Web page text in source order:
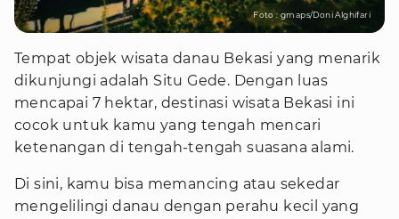
Foto : gmaps/Doni Alghifari
Tempat objek wisata danau Bekasi yang menarik
dikunjungi adalah Situ Gede. Dengan luas
mencapai 7 hektar, destinasi wisata Bekasi ini
cocok untuk kamu yang tengah mencari
ketenangan di tengah-tengah suasana alami.
Di sini, kamu bisa memancing atau sekedar
mengelilingi danau dengan perahu kecil yang